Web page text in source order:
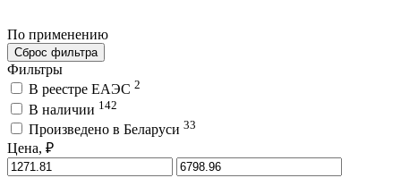
По применению
Сброс фильтра
Фильтры
В реестре ЕАЭС 2
В наличии 142
Произведено в Беларуси 33
Цена, ₽